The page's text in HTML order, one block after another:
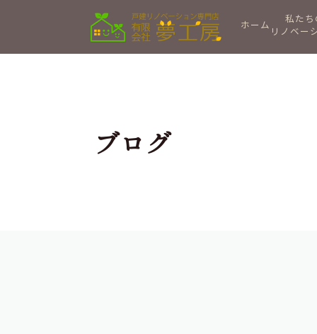
ホーム
私たち
リノベー
ブログ